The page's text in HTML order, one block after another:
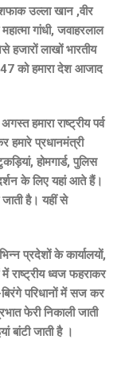
उल्ला खान ,वीर
गांधी, जवाहरलाल
लाखों भारतीय
को हमारा देश आजाद
पर्व
हमारे प्रधानमंत्री
होमगार्ड, पुलिस
के लिए यहां आते हैं।
जाती है। यहीं से
कार्यालयों,
राष्ट्रीय ध्वज फहराकर
बिरंगे परिधानों में सज कर
फेरी निकाली जाती
बांटी जाती है ।